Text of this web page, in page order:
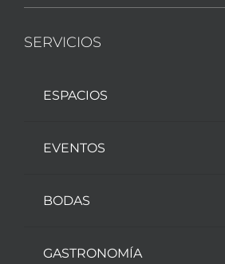
SERVICIOS
ESPACIOS
EVENTOS
BODAS
GASTRONOMÍA